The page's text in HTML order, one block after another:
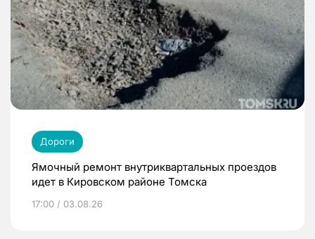
Дороги
Ямочный ремонт внутриквартальных проездов
идет в Кировском районе Томска
17:00 / 03.08.26